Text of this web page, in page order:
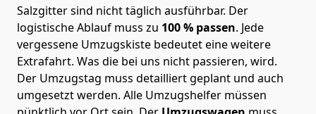
Salzgitter sind nicht täglich ausführbar. Der
logistische Ablauf muss zu 100 % passen. Jede
vergessene Umzugskiste bedeutet eine weitere
Extrafahrt. Was die bei uns nicht passieren, wird.
Der Umzugstag muss detailliert geplant und auch
umgesetzt werden. Alle Umzugshelfer müssen